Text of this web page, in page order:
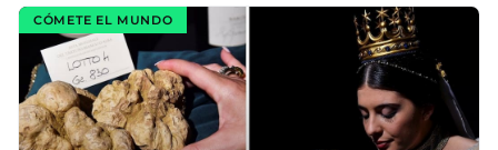
CÓMETE EL MUNDO